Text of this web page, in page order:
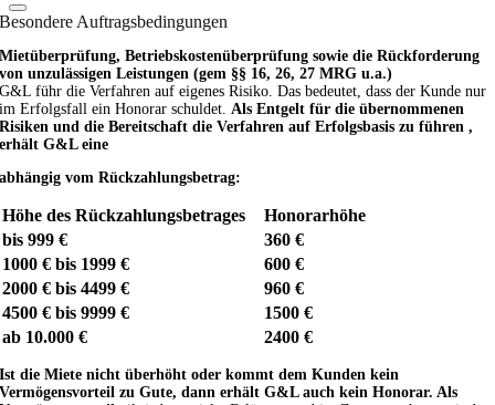
Besondere Auftragsbedingungen
Mietüberprüfung, Betriebskostenüberprüfung sowie die Rückforderung
von unzulässigen Leistungen (gem §§ 16, 26, 27 MRG u.a.)
G&L führ die Verfahren auf eigenes Risiko. Das bedeutet, dass der Kunde nur
im Erfolgsfall ein Honorar schuldet.Als Entgelt für die übernommenen
Risiken und die Bereitschaft die Verfahren auf Erfolgsbasis zu führen ,
erhält G&L eine
abhängig vom Rückzahlungsbetrag:
Höhe des Rückzahlungsbetrages
Honorarhöhe
bis 999 €
360 €
1000 € bis 1999 €
600 €
2000 € bis 4499 €
960 €
4500 € bis 9999 €
1500 €
ab 10.000 €
2400 €
Ist die Miete nicht überhöht oder kommt dem Kunden kein
Vermögensvorteil zu Gute, dann erhält G&L auch kein Honorar. Als